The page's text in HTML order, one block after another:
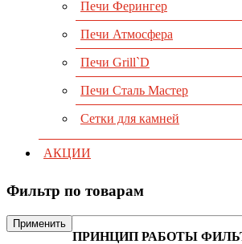
Печи Ферингер
Печи Атмосфера
Печи Grill`D
Печи Сталь Мастер
Сетки для камней
АКЦИИ
Фильтр по товарам
Применить
ПРИНЦИП РАБОТЫ